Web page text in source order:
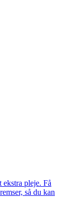
pleje. Få
så du kan